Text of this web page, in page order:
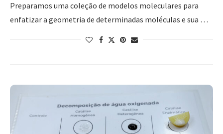
Preparamos uma coleção de modelos moleculares para
enfatizar a geometria de determinadas moléculas e sua …